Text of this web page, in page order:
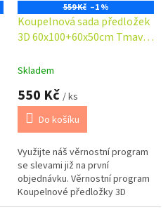
559 Kč –1 %
Koupelnová sada předložek
3D 60x100+60x50cm Tmavé
Skladem
550 Kč / ks
Do košíku
Využijte náš věrnostní program
se slevami již na první
objednávku. Věrnostní program
Koupelnové předložky 3D
okouzlí svým fototiskem,